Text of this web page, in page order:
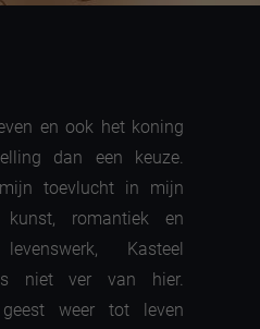
en ook het koning
dan een keuze.
toevlucht in mijn
kunst, romantiek en
Kasteel
is niet ver van hier.
weer tot leven